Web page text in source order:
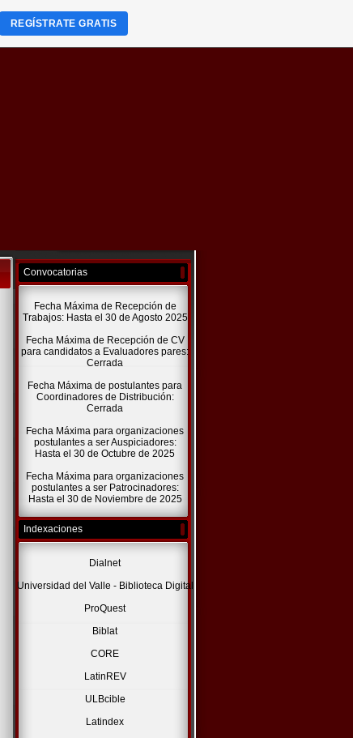
Convocatorias
Fecha Máxima de Recepción de
Trabajos: Hasta el 30 de Agosto 2025
Fecha Máxima de Recepción de CV
para candidatos a Evaluadores pares:
Cerrada
Fecha Máxima de postulantes para
Coordinadores de Distribución:
Cerrada
Fecha Máxima para organizaciones
postulantes a ser Auspiciadores:
Hasta el 30 de Octubre de 2025
Fecha Máxima para organizaciones
postulantes a ser Patrocinadores:
Hasta el 30 de Noviembre de 2025
Indexaciones
Dialnet
Universidad del Valle - Biblioteca Digital
ProQuest
Biblat
CORE
LatinREV
ULBcible
Latindex
REGÍSTRATE GRATIS